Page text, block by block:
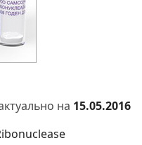
на 15.05.2016